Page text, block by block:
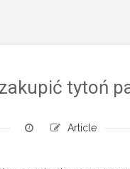
tytoń
Article